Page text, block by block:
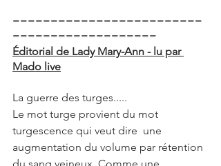
=========================
===================
Éditorial de Lady Mary-Ann - lu par
Mado live
La guerre des turges.....
Le mot turge provient du mot
turgescence qui veut dire  une
augmentation du volume par rétention
du sang veineux. Comme une